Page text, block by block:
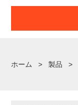
ホーム > 製品 >